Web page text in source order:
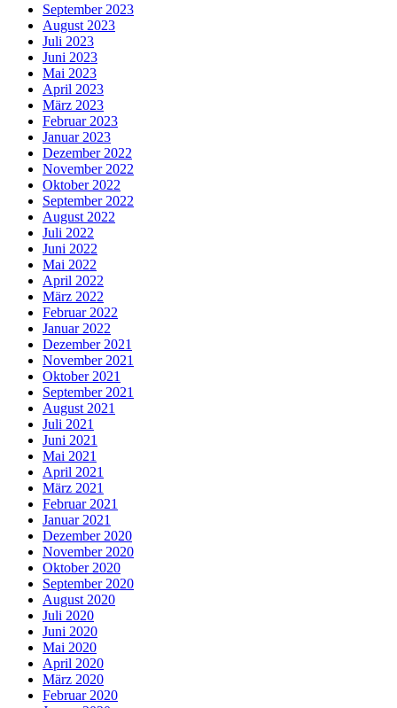
September 2023
August 2023
Juli 2023
Juni 2023
Mai 2023
April 2023
März 2023
Februar 2023
Januar 2023
Dezember 2022
November 2022
Oktober 2022
September 2022
August 2022
Juli 2022
Juni 2022
Mai 2022
April 2022
März 2022
Februar 2022
Januar 2022
Dezember 2021
November 2021
Oktober 2021
September 2021
August 2021
Juli 2021
Juni 2021
Mai 2021
April 2021
März 2021
Februar 2021
Januar 2021
Dezember 2020
November 2020
Oktober 2020
September 2020
August 2020
Juli 2020
Juni 2020
Mai 2020
April 2020
März 2020
Februar 2020